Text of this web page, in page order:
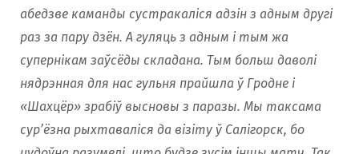
абедзве каманды сустракаліся адзін з адным другі
раз за пару дзён. А гуляць з адным і тым жа
супернікам заўсёды складана. Тым больш даволі
нядрэнная для нас гульня прайшла ў Гродне і
«Шахцёр» зрабіў высновы з паразы. Мы таксама
сур’ёзна рыхтаваліся да візіту ў Салігорск, бо